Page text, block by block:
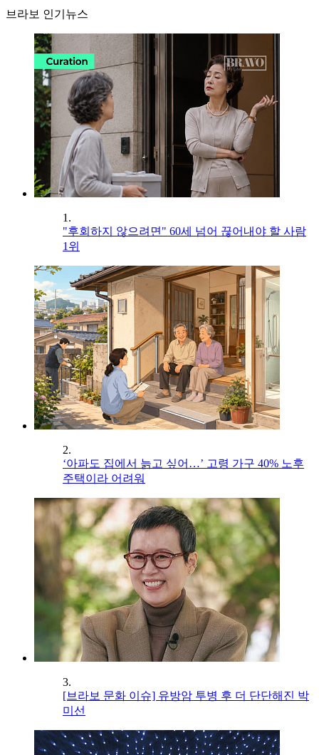
브라보 인기뉴스
1.
"후회하지 않으려면" 60세 넘어 끊어내야 할 사람
1위
2.
‘아파도 집에서 늙고 싶어…’ 고령 가구 40% 노후
주택이라 어려워
3.
[브라보 문화 이슈] 유방암 투병 후 더 단단해진 박
미선